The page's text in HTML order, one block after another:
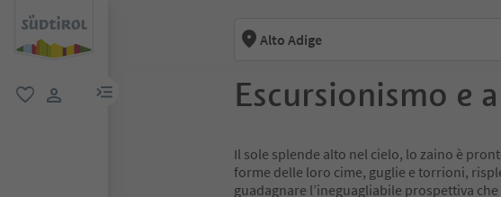
menu link
Alto Adige
Escursionismo e
Il sole splende alto nel cielo, lo zaino è
forme delle loro cime, guglie e torrioni,
guadagnare l’ineguagliabile prospettiva